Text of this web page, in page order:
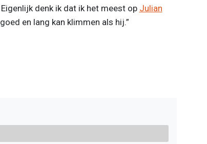
denk ik dat ik het meest op Julian
en lang kan klimmen als hij.”